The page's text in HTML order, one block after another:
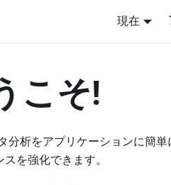
現在
こそ!
析をアプリケーションに簡
を強化できます。